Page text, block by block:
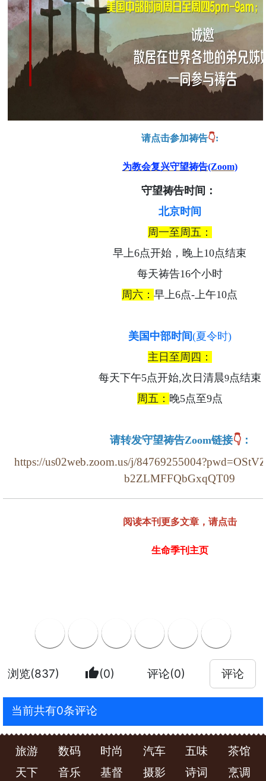
请点击参加祷告👇:
为教会复兴守望祷告(Zoom)
守望祷告时间：
北京时间
周一至周五：
早上6点开始，晚上10点结束
每天祷告16个小时
周六：早上6点-上午10点
美国中部时间(夏令时)
主日至周四：
每天下午5点开始,次日清晨9点结束
周五： 晚5点至9点
请转发守望祷告Zoom链接👇 ：
https://us02web.zoom.us/j/
b2ZLMFFQbGxqQT09
阅读本刊更多文章，请点击
生命季刊主页
浏览(837) thumb_up(0) 评论(0) 评论
当前共有0条评论
旅游 数码 时尚 汽车 五味
茶馆
天下
音乐 基督 摄影 诗词 烹调